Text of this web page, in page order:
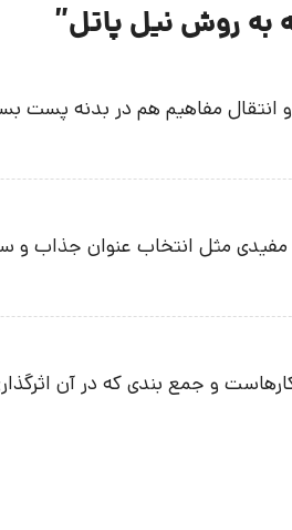
به روش نیل پاتل”
و انتقال مفاهیم هم در بدنه پست
مفیدی مثل انتخاب عنوان جذاب
و جمع بندی که در آن